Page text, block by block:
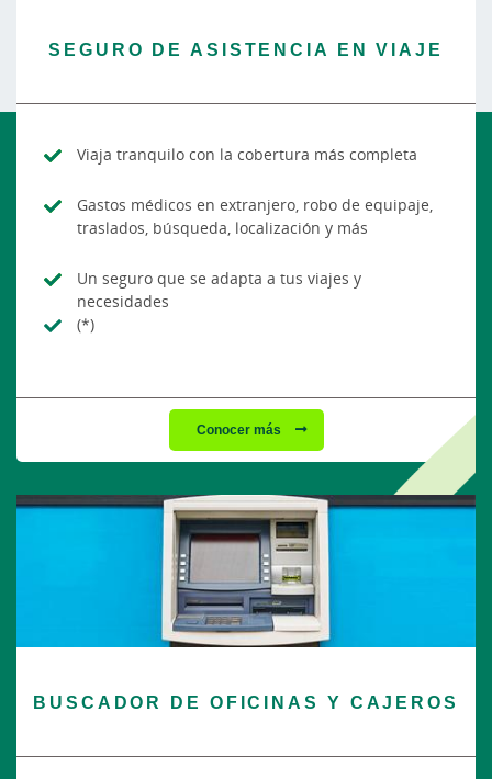
SEGURO DE ASISTENCIA EN VIAJE
Viaja tranquilo con la cobertura más completa
Gastos médicos en extranjero, robo de equipaje,
traslados, búsqueda, localización y más
Un seguro que se adapta a tus viajes y
necesidades
(*)
Conocer más
BUSCADOR DE OFICINAS Y CAJEROS